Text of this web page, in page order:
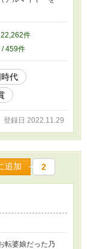
件
/ 459件
代
登録日 2022.11.29
追加 2
転婆娘だった乃